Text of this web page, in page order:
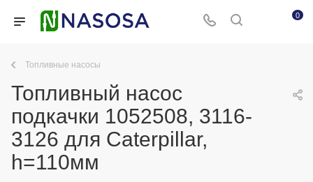
0
Топливные насосы
Топливный насос
подкачки 1052508, 3116-
3126 для Caterpillar,
h=110мм